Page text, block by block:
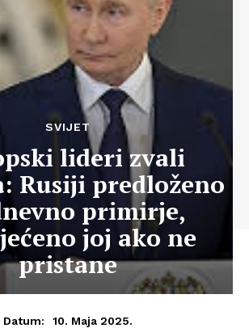
SVIJET
lideri zvali
Rusiji predloženo
primirje,
joj ako ne
pristane
Datum: 10. Maja 2025.